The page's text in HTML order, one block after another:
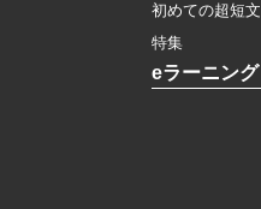
初めての超短文
特集
eラーニング